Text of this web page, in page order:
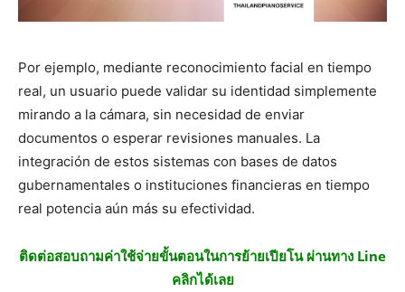
Por ejemplo, mediante reconocimiento facial en tiempo
real, un usuario puede validar su identidad simplemente
mirando a la cámara, sin necesidad de enviar
documentos o esperar revisiones manuales. La
integración de estos sistemas con bases de datos
gubernamentales o instituciones financieras en tiempo
real potencia aún más su efectividad.
ติดต่อสอบถามค่าใช้จ่ายขั้นตอนในการย้ายเปียโน ผ่านทาง Line
คลิกได้เลย